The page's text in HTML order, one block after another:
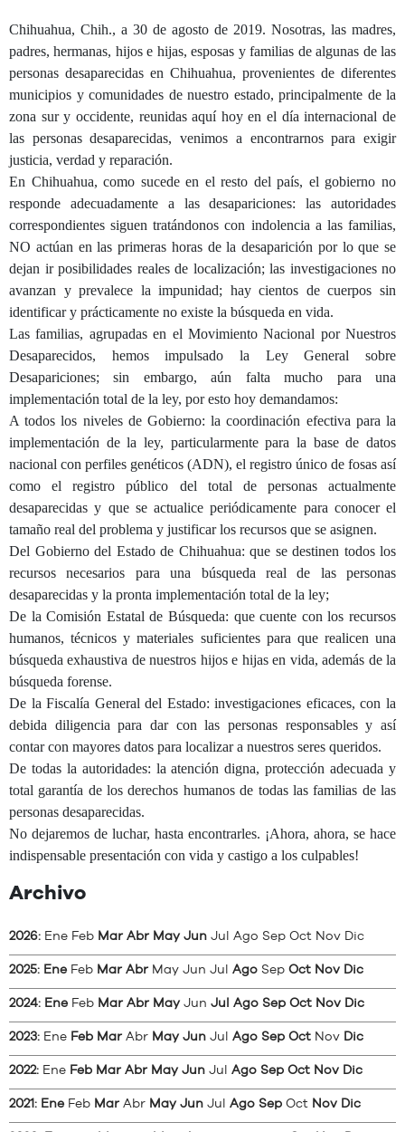
Chihuahua, Chih., a 30 de agosto de 2019. Nosotras, las madres,
padres, hermanas, hijos e hijas, esposas y familias de algunas de las
personas desaparecidas en Chihuahua, provenientes de diferentes
municipios y comunidades de nuestro estado, principalmente de la
zona sur y occidente, reunidas aquí hoy en el día internacional de
las personas desaparecidas, venimos a encontrarnos para exigir
justicia, verdad y reparación.
En Chihuahua, como sucede en el resto del país, el gobierno no
responde adecuadamente a las desapariciones: las autoridades
correspondientes siguen tratándonos con indolencia a las familias,
NO actúan en las primeras horas de la desaparición por lo que se
dejan ir posibilidades reales de localización; las investigaciones no
avanzan y prevalece la impunidad; hay cientos de cuerpos sin
identificar y prácticamente no existe la búsqueda en vida.
Las familias, agrupadas en el Movimiento Nacional por Nuestros
Desaparecidos, hemos impulsado la Ley General sobre
Desapariciones; sin embargo, aún falta mucho para una
implementación total de la ley, por esto hoy demandamos:
A todos los niveles de Gobierno: la coordinación efectiva para la
implementación de la ley, particularmente para la base de datos
nacional con perfiles genéticos (ADN), el registro único de fosas así
como el registro público del total de personas actualmente
desaparecidas y que se actualice periódicamente para conocer el
tamaño real del problema y justificar los recursos que se asignen.
Del Gobierno del Estado de Chihuahua: que se destinen todos los
recursos necesarios para una búsqueda real de las personas
desaparecidas y la pronta implementación total de la ley;
De la Comisión Estatal de Búsqueda: que cuente con los recursos
humanos, técnicos y materiales suficientes para que realicen una
búsqueda exhaustiva de nuestros hijos e hijas en vida, además de la
búsqueda forense.
De la Fiscalía General del Estado: investigaciones eficaces, con la
debida diligencia para dar con las personas responsables y así
contar con mayores datos para localizar a nuestros seres queridos.
De todas la autoridades: la atención digna, protección adecuada y
total garantía de los derechos humanos de todas las familias de las
personas desaparecidas.
No dejaremos de luchar, hasta encontrarles. ¡Ahora, ahora, se hace
indispensable presentación con vida y castigo a los culpables!
Archivo
2026: Ene Feb Mar Abr May Jun Jul Ago Sep Oct Nov Dic
2025: Ene Feb Mar Abr May Jun Jul Ago Sep Oct Nov Dic
2024: Ene Feb Mar Abr May Jun Jul Ago Sep Oct Nov Dic
2023: Ene Feb Mar Abr May Jun Jul Ago Sep Oct Nov Dic
2022: Ene Feb Mar Abr May Jun Jul Ago Sep Oct Nov Dic
2021: Ene Feb Mar Abr May Jun Jul Ago Sep Oct Nov Dic